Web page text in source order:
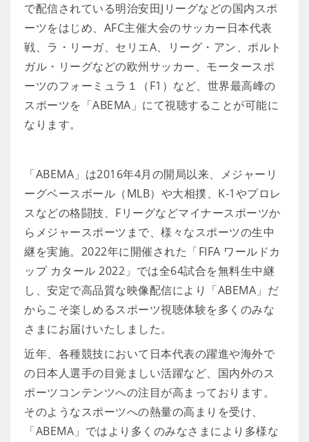
で配信されている明治安田Jリーグなどの国内スポ
ーツをはじめ、AFC主催大会のサッカー日本代表
戦、ラ・リーガ、セリエA、リーグ・アン、ポルト
ガル・リーグなどの欧州サッカー、モータースポ
ーツのフォーミュラ１（F1）など、世界最高峰の
スポーツを「ABEMA」にて視聴することが可能に
なります。
「ABEMA」は2016年4月の開局以来、メジャーリ
ーグベースボール（MLB）や大相撲、K-1やプロレ
スなどの格闘技、Fリーグなどマイナースポーツか
らメジャースポーツまで、様々なスポーツの生中
継を実施。2022年に開催された「FIFA ワールドカ
ップ カタール 2022」では全64試合を無料生中継
し、安定で高品質な映像配信により「ABEMA」だ
からこそ楽しめるスポーツ視聴体験を多くのみな
さまにお届けいたしました。
近年、各種競技において日本代表の躍進や海外で
の日本人選手の目覚ましい活躍など、国内外のス
ポーツコンテンツへの注目が高まっております。
そのようなスポーツへの熱量の高まりを受け、
「ABEMA」ではより多くのみなさまにより多様な